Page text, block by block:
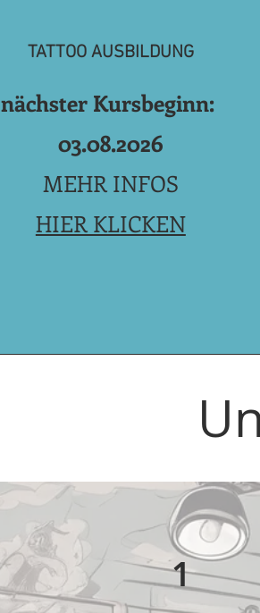
TATTOO AUSBILDUNG
nächster Kursbeginn:
03.08.2026
MEHR INFOS
HIER KLICKEN
1